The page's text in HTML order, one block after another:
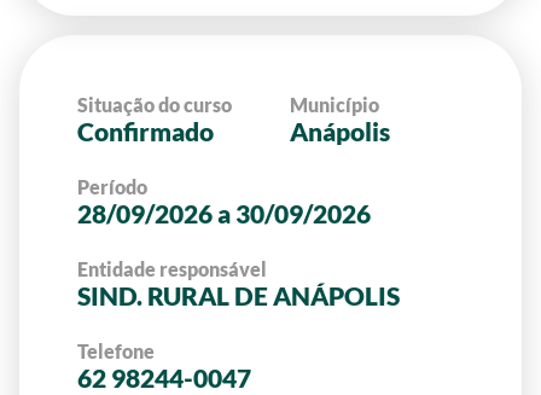
Situação do curso
Confirmado
Município
Anápolis
Período
28/09/2026 a 30/09/2026
Entidade responsável
SIND. RURAL DE ANÁPOLIS
Telefone
62 98244-0047